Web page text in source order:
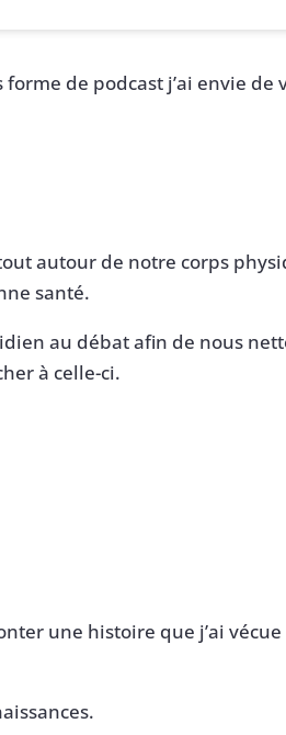
de podcast j’ai envie de
autour de notre corps
santé.
au débat afin de nous
à celle-ci.
une histoire que j’ai